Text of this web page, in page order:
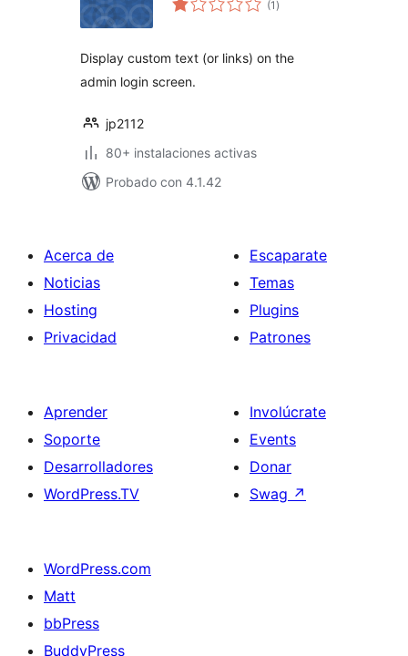
(1de
)
Display custom text (or links) on the
admin login screen.
jp2112
80+ instalaciones activas
Probado con 4.1.42
Acerca de
Noticias
Hosting
Privacidad
Escaparate
Temas
Plugins
Patrones
Aprender
Soporte
Desarrolladores
WordPress.TV
Involúcrate
Events
Donar
Swag ↗
WordPress.com
Matt
bbPress
BuddyPress